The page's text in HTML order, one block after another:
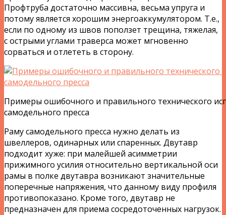
Профтруба достаточно массивна, весьма упруга и
потому является хорошим энергоаккумулятором. Т.е.,
если по одному из швов поползет трещина, тяжелая,
с острыми углами траверса может мгновенно
сорваться и отлететь в сторону.
Примеры ошибочного и правильного технического
самодельного пресса
Раму самодельного пресса нужно делать из
швеллеров, одинарных или спаренных. Двутавр
подходит хуже: при малейшей асимметрии
прижимного усилия относительно вертикальной оси
рамы в полке двутавра возникают значительные
поперечные напряжения, что данному виду профиля
противопоказано. Кроме того, двутавр не
предназначен для приема сосредоточенных нагрузок.